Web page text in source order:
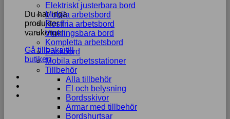
Du har inga
produkter i
varukorgen.
Gå tillbaka till
butiken
Elektriskt justerbara bord
Mobila arbetsbord
Rostfria arbetsbord
Vinklingsbara bord
Kompletta arbetsbord
Packbord
Mobila arbetsstationer
Tillbehör
Alla tillbehör
El och belysning
Bordsskivor
Armar med tillbehör
Bordshurtsar